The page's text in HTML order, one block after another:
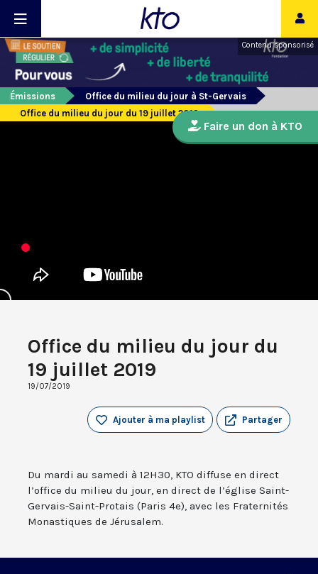
Contenu sponsorisé
Émissions
Office du milieu du jour à St-Gervais
Office du milieu du jour du 19 juillet 2019
Office du milieu du jour du
19 juillet 2019
19/07/2019
Partager
Ajouter à ma playlist
Du mardi au samedi à 12H30, KTO diffuse en direct
l’office du milieu du jour, en direct de l’église Saint-
Gervais-Saint-Protais (Paris 4e), avec les Fraternités
Monastiques de Jérusalem.
Faire un don à KTO